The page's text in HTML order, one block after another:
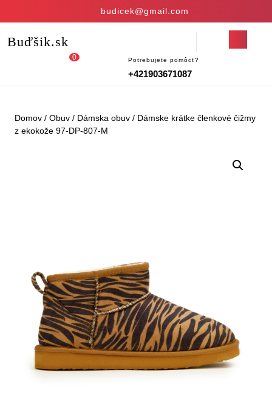
budicek@gmail.com
Buďšik.sk
Button
0 Potrebujete pomôcť?
+421903671087
Domov / Obuv / Dámska obuv / Dámske krátke členkové čižmy
z ekokože 97-DP-807-M